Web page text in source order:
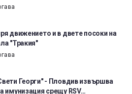
движението и в двете посоки на
"Тракия"
Георги" - Пловдив извършва
имунизация срещу RSV…